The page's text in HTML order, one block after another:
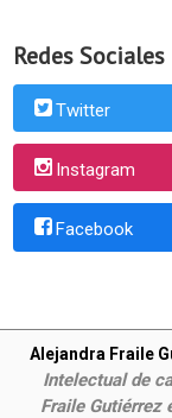
Redes Sociales
Twitter
Instagram
Facebook
Alejandra Fraile
Intelectual de
Fraile Gutiérrez